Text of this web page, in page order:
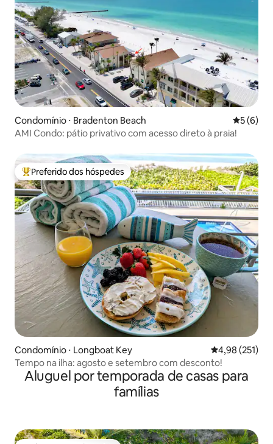
Condomínio ⋅ Bradenton Beach 5 de
5 (6)
AMI Condo: pátio privativo com acesso direto à praia!
Entre os melhores preferidos dos hóspedes
Preferido dos hóspedes
Condomínio ⋅ Longboat Key 4,98 de uma
4,98 (251)
Tempo na ilha: agosto e setembro com desconto!
Aluguel por temporada de casas para
famílias